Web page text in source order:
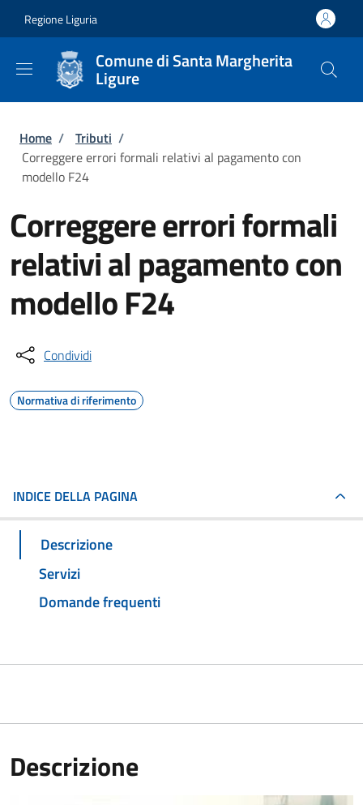
Regione Liguria
Comune di Santa Margherita
Ligure
Briciole di pane
Home / Tributi /
Correggere errori formali relativi al pagamento con
modello F24
Correggere errori formali
relativi al pagamento con
modello F24
Condividi
Normativa di riferimento
INDICE DELLA PAGINA
Descrizione
Servizi
Domande frequenti
Descrizione